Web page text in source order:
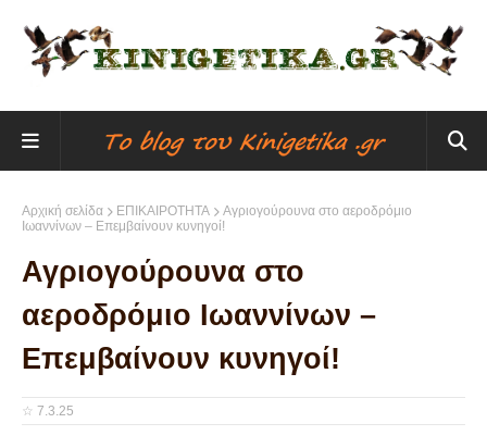
Αρχική σελίδα ΕΠΙΚΑΙΡΟΤΗΤΑ
Αγριογούρουνα στο αεροδρόμιο
Ιωαννίνων – Επεμβαίνουν κυνηγοί!
Αγριογούρουνα στο
αεροδρόμιο Ιωαννίνων –
Επεμβαίνουν κυνηγοί!
☆ 7.3.25